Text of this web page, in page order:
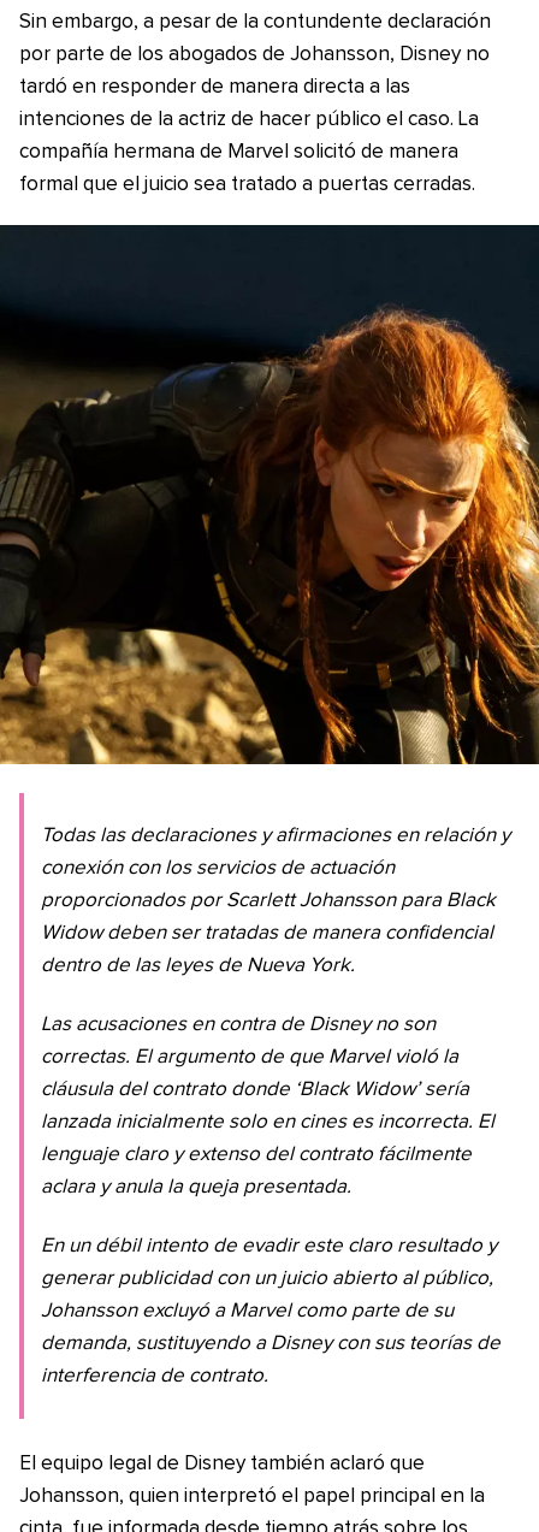
Sin embargo, a pesar de la contundente declaración
por parte de los abogados de Johansson, Disney no
tardó en responder de manera directa a las
intenciones de la actriz de hacer público el caso. La
compañía hermana de Marvel solicitó de manera
formal que el juicio sea tratado a puertas cerradas.
Todas las declaraciones y afirmaciones en relación y
conexión con los servicios de actuación
proporcionados por Scarlett Johansson para Black
Widow deben ser tratadas de manera confidencial
dentro de las leyes de Nueva York.
Las acusaciones en contra de Disney no son
correctas. El argumento de que Marvel violó la
cláusula del contrato donde ‘Black Widow’ sería
lanzada inicialmente solo en cines es incorrecta. El
lenguaje claro y extenso del contrato fácilmente
aclara y anula la queja presentada.
En un débil intento de evadir este claro resultado y
generar publicidad con un juicio abierto al público,
Johansson excluyó a Marvel como parte de su
demanda, sustituyendo a Disney con sus teorías de
interferencia de contrato.
El equipo legal de Disney también aclaró que
Johansson, quien interpretó el papel principal en la